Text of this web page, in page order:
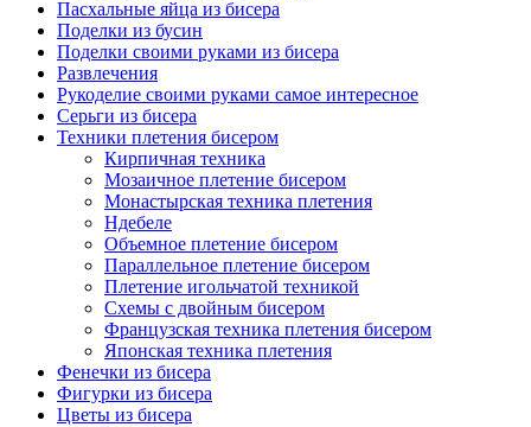
Пасхальные яйца из бисера
Поделки из бусин
Поделки своими руками из бисера
Развлечения
Рукоделие своими руками самое интересное
Серьги из бисера
Техники плетения бисером
Кирпичная техника
Мозаичное плетение бисером
Монастырская техника плетения
Ндебеле
Объемное плетение бисером
Параллельное плетение бисером
Плетение игольчатой техникой
Схемы с двойным бисером
Французская техника плетения бисером
Японская техника плетения
Фенечки из бисера
Фигурки из бисера
Цветы из бисера